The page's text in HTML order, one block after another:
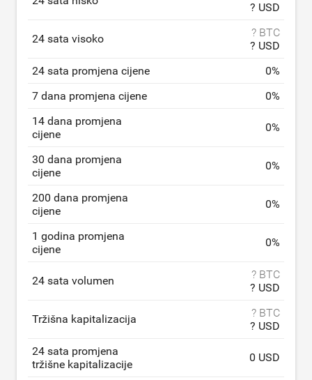
? USD
24 sata visoko
? BTC
? USD
24 sata promjena cijene
0%
7 dana promjena cijene
0%
14 dana promjena
cijene
0%
30 dana promjena
cijene
0%
200 dana promjena
cijene
0%
1 godina promjena
cijene
0%
24 sata volumen
? BTC
? USD
Tržišna kapitalizacija
? BTC
? USD
24 sata promjena
tržišne kapitalizacije
0 USD